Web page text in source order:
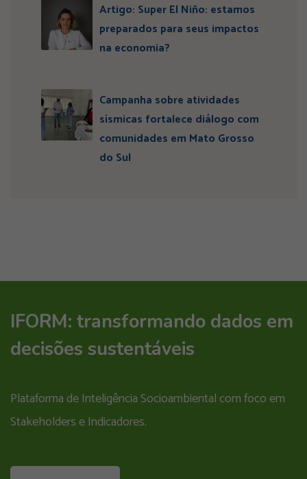
Artigo: Super El Niño: estamos
preparados para seus impactos
na economia?
Campanha sobre atividades
sísmicas fortalece diálogo com
comunidades em Mato Grosso
do Sul
IFORM: transformando dados em
decisões sustentáveis
Plataforma de Inteligência Socioambiental com foco em
Stakeholders e Indicadores.